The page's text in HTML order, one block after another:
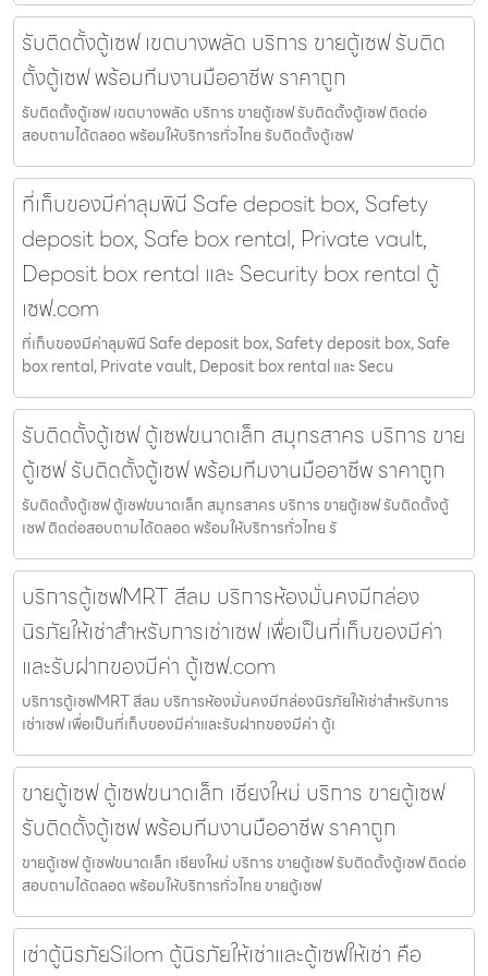
รับติดตั้งตู้เซฟ เขตบางพลัด บริการ ขายตู้เซฟ รับติด
ตั้งตู้เซฟ พร้อมทีมงานมืออาชีพ ราคาถูก
รับติดตั้งตู้เซฟ เขตบางพลัด บริการ ขายตู้เซฟ รับติดตั้งตู้เซฟ ติดต่อ
สอบถามได้ตลอด พร้อมให้บริการทั่วไทย รับติดตั้งตู้เซฟ
ที่เก็บของมีค่าลุมพินี Safe deposit box, Safety
deposit box, Safe box rental, Private vault,
Deposit box rental และ Security box rental ตู้
เซฟ.com
ที่เก็บของมีค่าลุมพินี Safe deposit box, Safety deposit box, Safe
box rental, Private vault, Deposit box rental และ Secu
รับติดตั้งตู้เซฟ ตู้เซฟขนาดเล็ก สมุทรสาคร บริการ ขาย
ตู้เซฟ รับติดตั้งตู้เซฟ พร้อมทีมงานมืออาชีพ ราคาถูก
รับติดตั้งตู้เซฟ ตู้เซฟขนาดเล็ก สมุทรสาคร บริการ ขายตู้เซฟ รับติดตั้งตู้
เซฟ ติดต่อสอบถามได้ตลอด พร้อมให้บริการทั่วไทย รั
บริการตู้เซฟMRT สีลม บริการห้องมั่นคงมีกล่อง
นิรภัยให้เช่าสำหรับการเช่าเซฟ เพื่อเป็นที่เก็บของมีค่า
และรับฝากของมีค่า ตู้เซฟ.com
บริการตู้เซฟMRT สีลม บริการห้องมั่นคงมีกล่องนิรภัยให้เช่าสำหรับการ
เช่าเซฟ เพื่อเป็นที่เก็บของมีค่าและรับฝากของมีค่า ตู้เ
ขายตู้เซฟ ตู้เซฟขนาดเล็ก เชียงใหม่ บริการ ขายตู้เซฟ
รับติดตั้งตู้เซฟ พร้อมทีมงานมืออาชีพ ราคาถูก
ขายตู้เซฟ ตู้เซฟขนาดเล็ก เชียงใหม่ บริการ ขายตู้เซฟ รับติดตั้งตู้เซฟ ติดต่อ
สอบถามได้ตลอด พร้อมให้บริการทั่วไทย ขายตู้เซฟ
เช่าตู้นิรภัยSilom ตู้นิรภัยให้เช่าและตู้เซฟให้เช่า คือ